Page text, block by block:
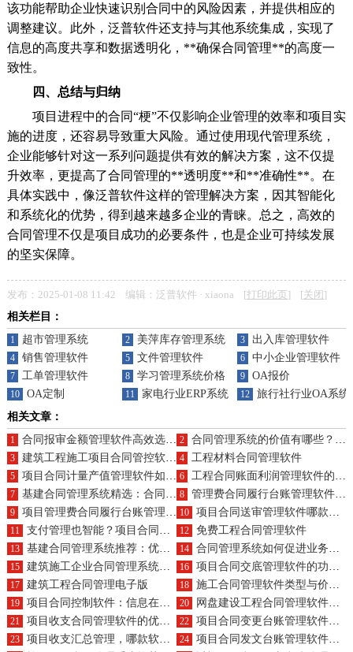
该功能帮助企业快速识别合同中的风险因素，并提供相应的
调整建议。此外，泛普软件还支持与其他系统集成，实现了
信息的高度共享和数据透明化，**确保合同管理**的高度一
致性。
四、总结与归纳
项目进程中的合同“梗”不仅影响企业管理的效率和项目实
施的进度，还容易导致重大风险。通过使用现代管理系统，
企业能够针对这一系列问题提供有效的解决方案，这不仅提
升效率，更提高了合同管理的**透明度**和**准确性**。在
具体实践中，像泛普软件这样的管理解决方案，因其智能化
和系统化的优势，得到越来越多企业的青睐。总之，高效的
合同管理不仅是项目成功的必要条件，也是企业可持续发展
的坚实保障。
发布：2025-01-08 11:42 编辑：泛普软件 · xiaona [打印此页] [关闭 ]
相关栏目：
1 超市管理系统 2 美萍库存管理系统 3 出入库管理软件
4 销售管理软件 5 文件管理软件 6 中小企业管理软件
7 工单管理软件 8 学习管理系统价格 9 OA报价
10 OA定制 11 家电行业ERP系统（OA）
12
旅行社行业OA系统
相关文章：
1 合同报审金额管理软件高效选择及预算？ 2 合同管理系统的价值有哪些？品牌种类多吗？
3 建筑工程施工项目合同管控软件系统推荐 4 工程材料合同管理软件
5 项目合同计量产值管理软件如何助力企业？其好处有哪些？ 6 工程合同账面利润管理软件的具体作用及好处是什么？
7 基建合同管理系统精选：合同管理更高效 8 管理费合同履行台账管理软件，是如何做到“台账清晰，管理无忧”的？它的技术特点又有哪些亮点？
9 项目管理费合同履行台账管理软件的优选与价格？ 10 项目合同送审管理软件哪款实用且经济？开发预算？
11 支付管理也智能？项目合同支付软件的优缺点与技术革新亮点详解 12 免费工程合同管理软件
13 基建合同管理系统推荐：优化合同管理流程 14 合同管理系统如何促进业务与项目管理软件无缝集成？
15 建筑施工企业合同管理系统的核心优势在哪？ 16 项目合同交底管理软件的功能及其对企业项目实施的好处有哪些？
17 建筑工程合同管理电子版 18 施工合同管理软件类型与价格概览
19 项目合同控制软件：信息在手，审批无忧，合同无懈，变更自如 20 网盘建设工程合同管理软件哪款佳?求购方案
21 项目收支合同管理软件的优缺点各有哪些？特点详解 22 项目合同变更台账管理软件的定义及其主要优势有哪些？
23 项目收支汇总管理，哪款软件用户口碑最佳？购买方式大公开 24 项目合同发文台账管理软件如何实现自动化？推荐哪些供应商？